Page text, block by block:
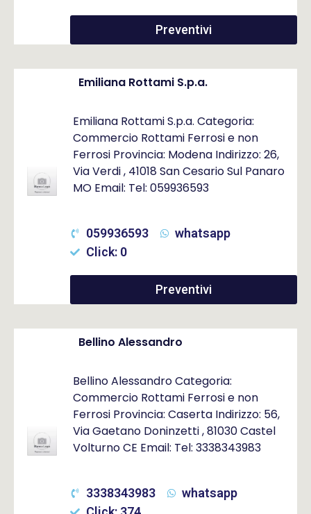
Preventivi
Emiliana Rottami S.p.a.
Emiliana Rottami S.p.a. Categoria:
Commercio Rottami Ferrosi e non
Ferrosi Provincia: Modena Indirizzo: 26,
Via Verdi , 41018 San Cesario Sul Panaro
MO Email: Tel: 059936593
059936593
whatsapp
Click: 0
Preventivi
Bellino Alessandro
Bellino Alessandro Categoria:
Commercio Rottami Ferrosi e non
Ferrosi Provincia: Caserta Indirizzo: 56,
Via Gaetano Doninzetti , 81030 Castel
Volturno CE Email: Tel: 3338343983
3338343983
whatsapp